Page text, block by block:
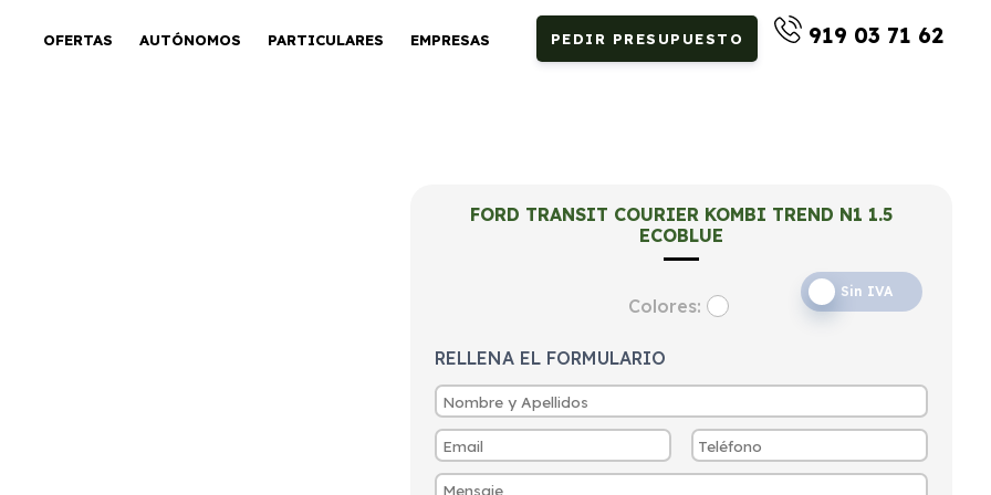
OFERTAS AUTÓNOMOS PARTICULARES EMPRESAS PEDIR PRESUPUESTO 919 03 71 62
FORD TRANSIT COURIER KOMBI TREND N1 1.5
ECOBLUE
Sin IVA
Colores:
RELLENA EL FORMULARIO